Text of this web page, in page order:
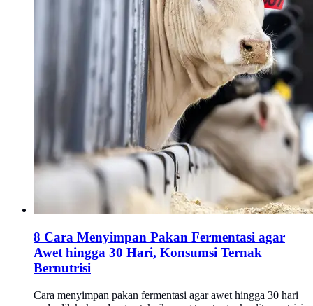
8 Cara Menyimpan Pakan Fermentasi agar
Awet hingga 30 Hari, Konsumsi Ternak
Bernutrisi
Cara menyimpan pakan fermentasi agar awet hingga 30 hari